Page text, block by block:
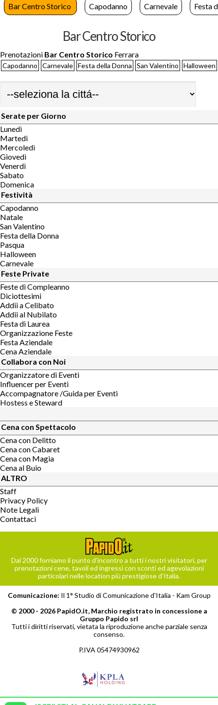
Bar Centro Storico Capodanno Carnevale Festa
Bar Centro Storico
Prenotazioni Bar Centro Storico Ferrara
Capodanno Carnevale Festa della Donna San Valentino Halloween
Serate per Giorno
Lunedì
Martedì
Mercoledì
Giovedì
Venerdì
Sabato
Domenica
Festività
Capodanno
Natale
San Valentino
Festa della Donna
Pasqua
Halloween
Carnevale
Feste Private
Feste di Compleanno
Diciottesimi
Addii a Celibato
Addii al Nubilato
Festa di Laurea
Organizzazione Feste
Festa Aziendale
Cena Aziendale
Collabora con Noi
Organizzatore di Eventi
Influencer per Eventi
Accompagnatore /Guida per Eventi
Hostess e Steward
Cena con Spettacolo
Cena con Delitto
Cena con Cabaret
Cena con Magia
Cena al Buio
ALTRO
Staff
Privacy Policy
Note Legali
Contattaci
Dal 2000 forniamo il punto d’incontro a tutti i nostri visitatori, per
prenotazioni cene, tavoli ed ingressi con sconti ed agevolazioni
particolari nelle location più prestigiose d’Italia.
Comunicazione: Il 1° Studio di Comunicazione d'Italia - Kam Group
© 2000 - 2026 PapidO.it, Marchio registrato in concessione a
Gruppo Papido srl
Tutti i diritti riservati, vietata la riproduzione anche parziale senza
consenso.
P.IVA 05474930962